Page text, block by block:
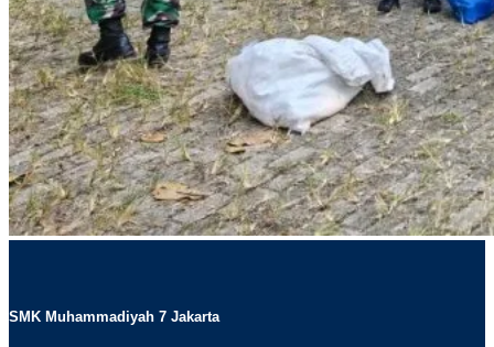
SMK Muhammadiyah 7 Jakarta